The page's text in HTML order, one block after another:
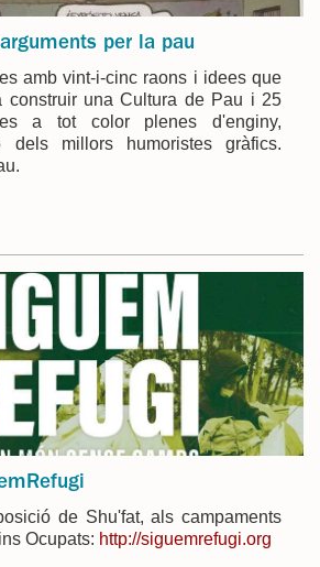
per la pau
amb vint-i-cinc raons i idees que
construir una Cultura de Pau i 25
a tot color plenes d'enginy,
dels millors humoristes gràfics.
de Shu'fat, als campaments
Ocupats: http://siguemrefugi.org